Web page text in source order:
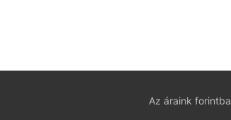
Az áraink